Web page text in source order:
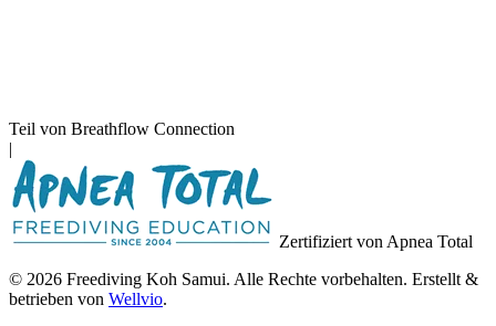
Teil von Breathflow Connection
|
Zertifiziert von Apnea Total
© 2026 Freediving Koh Samui. Alle Rechte vorbehalten. Erstellt &
betrieben von Wellvio.